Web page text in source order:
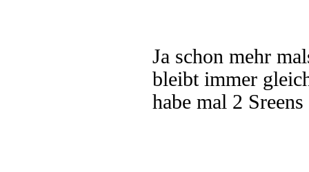
Ja schon mehr
bleibt immer
habe mal 2